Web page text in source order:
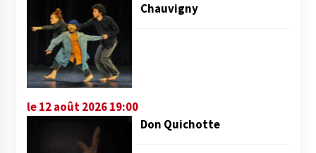
Chauvigny
le 12 août 2026 19:00
Don Quichotte